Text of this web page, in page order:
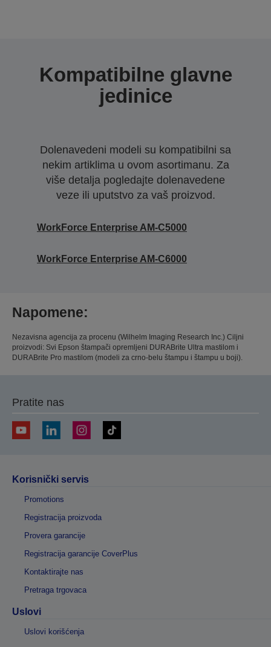
Kompatibilne glavne
jedinice
Dolenavedeni modeli su kompatibilni sa
nekim artiklima u ovom asortimanu. Za
više detalja pogledajte dolenavedene
veze ili uputstvo za vaš proizvod.
WorkForce Enterprise​ AM-C5000​
WorkForce Enterprise​ AM-C6000​
Napomene:
Nezavisna agencija za procenu (Wilhelm Imaging Research Inc.) Ciljni
proizvodi: Svi Epson štampači opremljeni DURABrite Ultra mastilom i
DURABrite Pro mastilom (modeli za crno-belu štampu i štampu u boji).
Pratite nas
Korisnički servis
Promotions
Registracija proizvoda
Provera garancije
Registracija garancije CoverPlus
Kontaktirajte nas
Pretraga trgovaca
Uslovi
Uslovi korišćenja